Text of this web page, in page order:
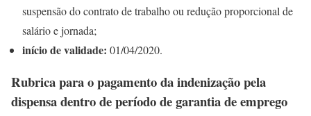
suspensão do contrato de trabalho ou redução proporcional de
salário e jornada;
início de validade: 01/04/2020.
Rubrica para o pagamento da indenização pela
dispensa dentro de período de garantia de emprego